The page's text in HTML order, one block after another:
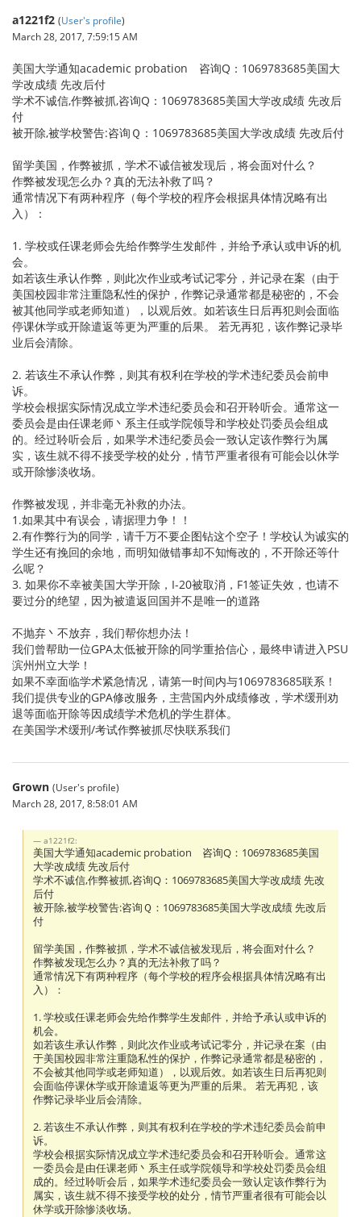
a1221f2 (User's profile)
March 28, 2017, 7:59:15 AM
美国大学通知academic probation 咨询Q：1069783685美国大
学改成绩 先改后付
学术不诚信,作弊被抓,咨询Q：1069783685美国大学改成绩 先改后
付
被开除,被学校警告:咨询Ｑ：1069783685美国大学改成绩 先改后付
留学美国，作弊被抓，学术不诚信被发现后，将会面对什么？
作弊被发现怎么办？真的无法补救了吗？
通常情况下有两种程序（每个学校的程序会根据具体情况略有出
入）：
1. 学校或任课老师会先给作弊学生发邮件，并给予承认或申诉的机
会。
如若该生承认作弊，则此次作业或考试记零分，并记录在案（由于
美国校园非常注重隐私性的保护，作弊记录通常都是秘密的，不会
被其他同学或老师知道），以观后效。如若该生日后再犯则会面临
停课休学或开除遣返等更为严重的后果。 若无再犯，该作弊记录毕
业后会清除。
2. 若该生不承认作弊，则其有权利在学校的学术违纪委员会前申
诉。
学校会根据实际情况成立学术违纪委员会和召开聆听会。通常这一
委员会是由任课老师丶系主任或学院领导和学校处罚委员会组成
的。经过聆听会后，如果学术违纪委员会一致认定该作弊行为属
实，该生就不得不接受学校的处分，情节严重者很有可能会以休学
或开除惨淡收场。
作弊被发现，并非毫无补救的办法。
1.如果其中有误会，请据理力争！！
2.有作弊行为的同学，请千万不要企图钻这个空子！学校认为诚实的
学生还有挽回的余地，而明知做错事却不知悔改的，不开除还等什
么呢？
3. 如果你不幸被美国大学开除，I-20被取消，F1签证失效，也请不
要过分的绝望，因为被遣返回国并不是唯一的道路
不抛弃丶不放弃，我们帮你想办法！
我们曾帮助一位GPA太低被开除的同学重拾信心，最终申请进入PSU
滨州州立大学！
如果不幸面临学术紧急情况，请第一时间内与1069783685联系！
我们提供专业的GPA修改服务，主营国内外成绩修改，学术缓刑劝
退等面临开除等因成绩学术危机的学生群体。
在美国学术缓刑/考试作弊被抓尽快联系我们
Grown (User's profile)
March 28, 2017, 8:58:01 AM
a1221f2:
美国大学通知academic probation 咨询Q：1069783685美国
大学改成绩 先改后付
学术不诚信,作弊被抓,咨询Q：1069783685美国大学改成绩 先改
后付
被开除,被学校警告:咨询Ｑ：1069783685美国大学改成绩 先改后
付
留学美国，作弊被抓，学术不诚信被发现后，将会面对什么？
作弊被发现怎么办？真的无法补救了吗？
通常情况下有两种程序（每个学校的程序会根据具体情况略有出
入）：
1. 学校或任课老师会先给作弊学生发邮件，并给予承认或申诉的
机会。
如若该生承认作弊，则此次作业或考试记零分，并记录在案（由
于美国校园非常注重隐私性的保护，作弊记录通常都是秘密的，
不会被其他同学或老师知道），以观后效。如若该生日后再犯则
会面临停课休学或开除遣返等更为严重的后果。 若无再犯，该
作弊记录毕业后会清除。
2. 若该生不承认作弊，则其有权利在学校的学术违纪委员会前申
诉。
学校会根据实际情况成立学术违纪委员会和召开聆听会。通常这
一委员会是由任课老师丶系主任或学院领导和学校处罚委员会组
成的。经过聆听会后，如果学术违纪委员会一致认定该作弊行为
属实，该生就不得不接受学校的处分，情节严重者很有可能会以
休学或开除惨淡收场。